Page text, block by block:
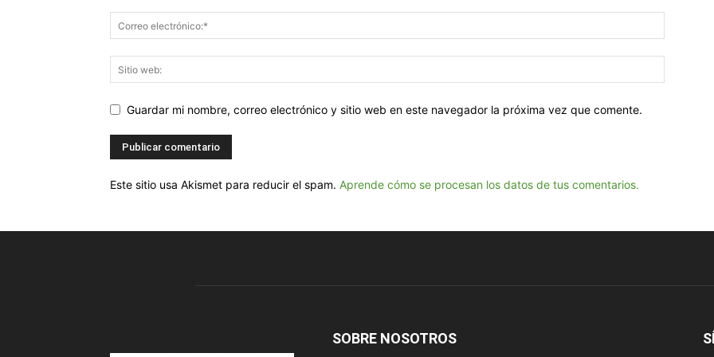
Guardar mi nombre, correo electrónico y sitio web en este navegador la próxima vez que comente.
Este sitio usa Akismet para reducir el spam. Aprende cómo se procesan los datos de tus comentarios.
SOBRE NOSOTROS